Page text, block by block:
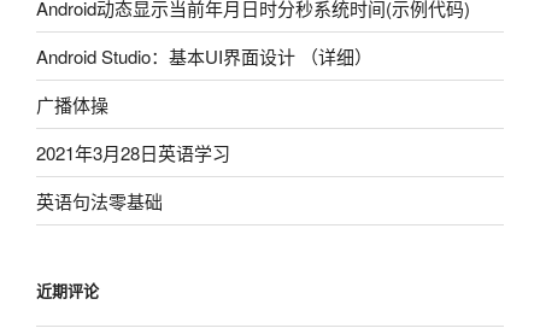
Android动态显示当前年月日时分秒系统时间(示例代码)
Android Studio：基本UI界面设计 （详细）
广播体操
2021年3月28日英语学习
英语句法零基础
近期评论